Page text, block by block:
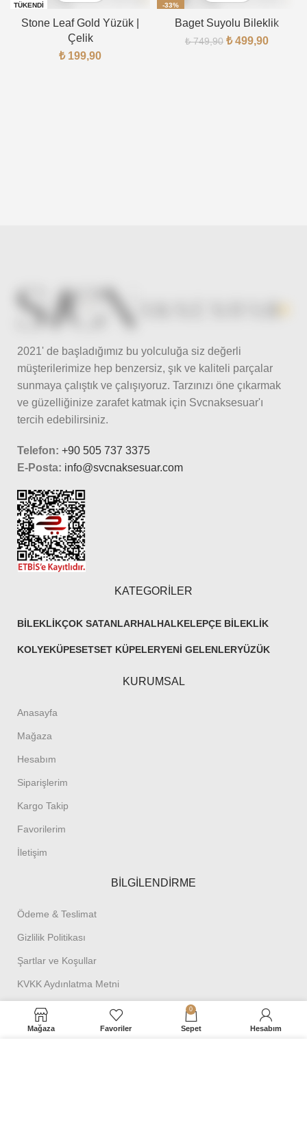
TÜKENDI
Stone Leaf Gold Yüzük |
Çelik
₺199,90
-33%
Baget Suyolu Bileklik
₺749,90 ₺499,90
2021' de başladığımız bu yolculuğa siz değerli
müşterilerimize hep benzersiz, şık ve kaliteli parçalar
sunmaya çalıştık ve çalışıyoruz. Tarzınızı öne çıkarmak
ve güzelliğinize zarafet katmak için Svcnaksesuar'ı
tercih edebilirsiniz.
Telefon: +90 505 737 3375
E-Posta: info@svcnaksesuar.com
KATEGORİLER
BILEKLIKÇOK SATANLARHALHALKELEPÇE BILEKLIK
KOLYEKÜPESETSET KÜPELERYENI GELENLERYÜZÜK
KURUMSAL
Anasayfa
Mağaza
Hesabım
Siparişlerim
Kargo Takip
Favorilerim
İletişim
BİLGİLENDİRME
Ödeme & Teslimat
Gizlilik Politikası
Şartlar ve Koşullar
KVKK Aydınlatma Metni
Mesafeli Satış Sözleşmesi
Mağaza Favoriler
0
Sepet Hesabım